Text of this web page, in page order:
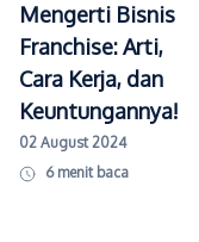
Mengerti Bisnis
Franchise: Arti,
Cara Kerja, dan
Keuntungannya!
02 August 2024
6 menit baca